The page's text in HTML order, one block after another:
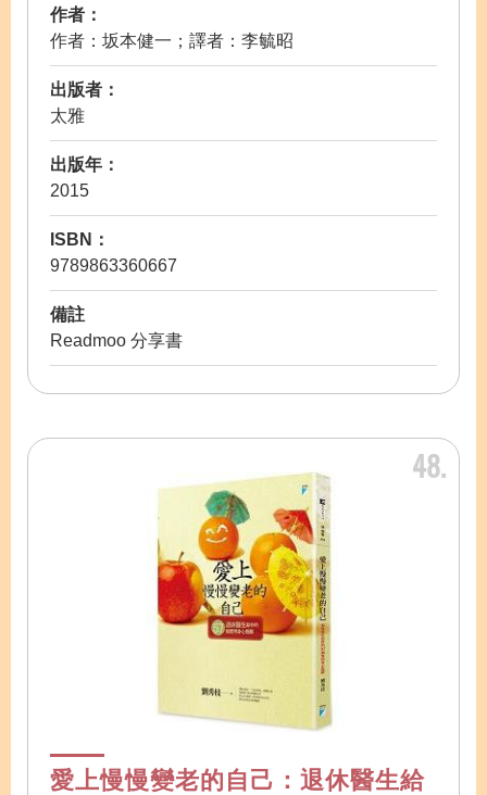
作者：
作者：坂本健一；譯者：李毓昭
出版者：
太雅
出版年：
2015
ISBN：
9789863360667
備註
Readmoo 分享書
48
愛上慢慢變老的自己：退休醫生給